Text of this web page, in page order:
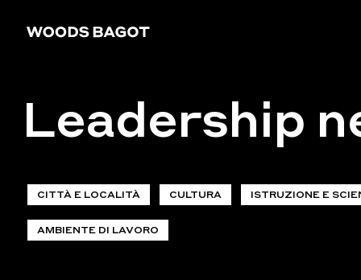
Leadership
CITTÀ E LOCALITÀ CULTURA ISTRUZIONE E
AMBIENTE DI LAVORO